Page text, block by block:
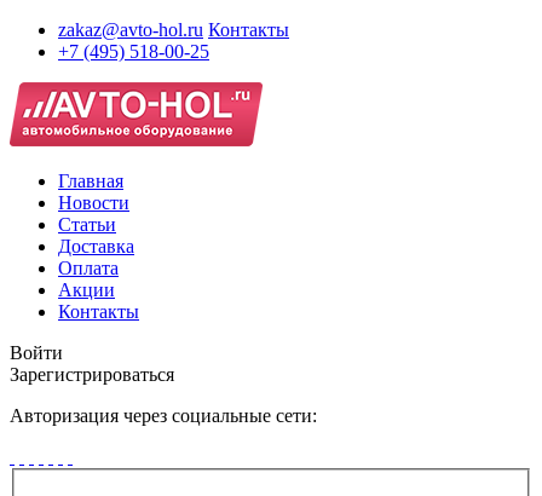
zakaz@avto-hol.ru Контакты
+7 (495) 518-00-25
Главная
Новости
Статьи
Доставка
Оплата
Акции
Контакты
Войти
Зарегистрироваться
Авторизация через социальные сети: